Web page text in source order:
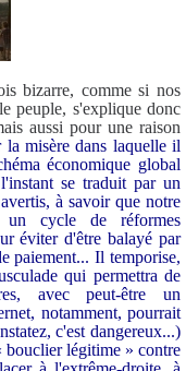
comme si nos
peuple, s'explique donc
aussi pour une raison
la misère dans laquelle il
économique global
se traduit par un
à savoir que notre
un cycle de réformes
éviter d'être balayé par
paiement... Il temporise,
qui permettra de
avec peut-être un
notamment, pourrait
c'est dangereux...)
légitime » contre